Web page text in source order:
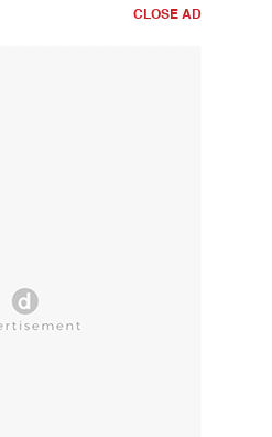
CLOSE AD